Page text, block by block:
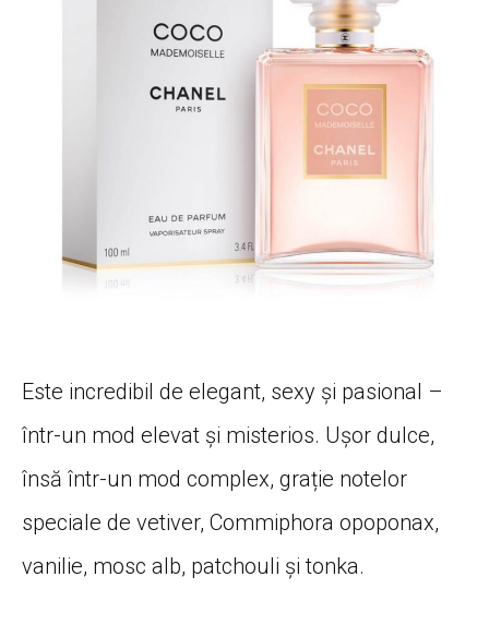
Este incredibil de elegant, sexy și pasional –
într-un mod elevat și misterios. Ușor dulce,
însă într-un mod complex, grație notelor
speciale de vetiver, Commiphora opoponax,
vanilie, mosc alb, patchouli și tonka.